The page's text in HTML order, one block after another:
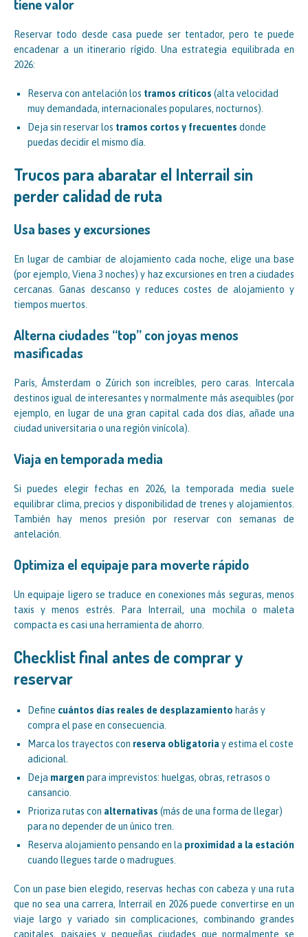
tiene valor
Reservar todo desde casa puede ser tentador, pero te puede
encadenar a un itinerario rígido. Una estrategia equilibrada en
2026:
Reserva con antelación los tramos críticos (alta velocidad
muy demandada, internacionales populares, nocturnos).
Deja sin reservar los tramos cortos y frecuentes donde
puedas decidir el mismo día.
Trucos para abaratar el Interrail sin
perder calidad de ruta
Usa bases y excursiones
En lugar de cambiar de alojamiento cada noche, elige una base
(por ejemplo, Viena 3 noches) y haz excursiones en tren a ciudades
cercanas. Ganas descanso y reduces costes de alojamiento y
tiempos muertos.
Alterna ciudades “top” con joyas menos
masificadas
París, Ámsterdam o Zúrich son increíbles, pero caras. Intercala
destinos igual de interesantes y normalmente más asequibles (por
ejemplo, en lugar de una gran capital cada dos días, añade una
ciudad universitaria o una región vinícola).
Viaja en temporada media
Si puedes elegir fechas en 2026, la temporada media suele
equilibrar clima, precios y disponibilidad de trenes y alojamientos.
También hay menos presión por reservar con semanas de
antelación.
Optimiza el equipaje para moverte rápido
Un equipaje ligero se traduce en conexiones más seguras, menos
taxis y menos estrés. Para Interrail, una mochila o maleta
compacta es casi una herramienta de ahorro.
Checklist final antes de comprar y
reservar
Define cuántos días reales de desplazamiento harás y
compra el pase en consecuencia.
Marca los trayectos con reserva obligatoria y estima el coste
adicional.
Deja margenpara imprevistos: huelgas, obras, retrasos o
cansancio.
Prioriza rutas con alternativas (más de una forma de llegar)
para no depender de un único tren.
Reserva alojamiento pensando en la proximidad a la estación
cuando llegues tarde o madrugues.
Con un pase bien elegido, reservas hechas con cabeza y una ruta
que no sea una carrera, Interrail en 2026 puede convertirse en un
viaje largo y variado sin complicaciones, combinando grandes
capitales, paisajes y pequeñas ciudades que normalmente se